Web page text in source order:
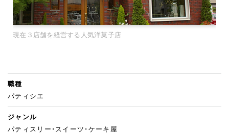
現在３店舗を経営する人気洋菓子店
職種
パティシエ
ジャンル
パティスリー・スイーツ・ケーキ屋